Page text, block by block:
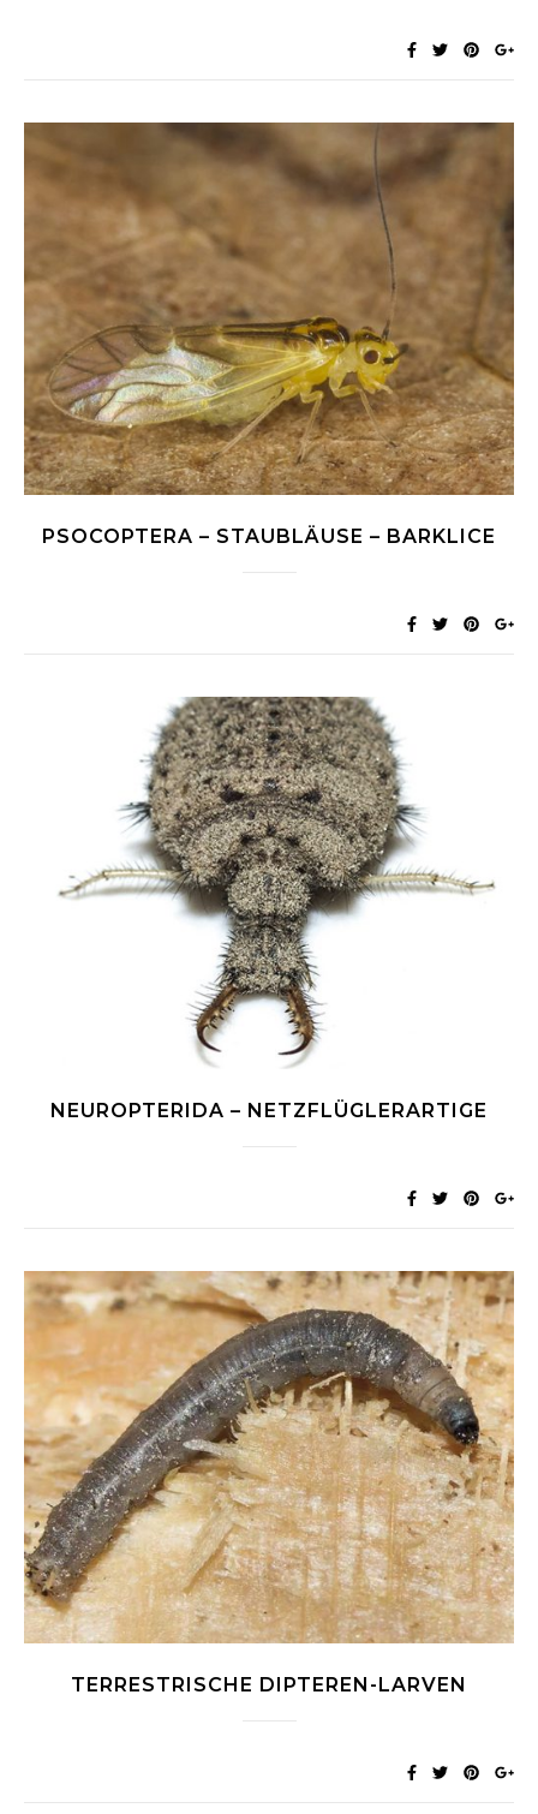
PSOCOPTERA – STAUBLÄUSE – BARKLICE
NEUROPTERIDA – NETZFLÜGLERARTIGE
TERRESTRISCHE DIPTEREN-LARVEN